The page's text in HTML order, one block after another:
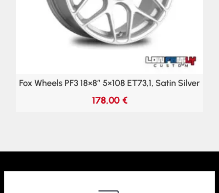
Fox Wheels PF3 18×8″ 5×108 ET73,1, Satin Silver
178,00 €